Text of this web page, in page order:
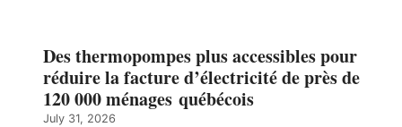
Des thermopompes plus accessibles pour
réduire la facture d’électricité de près de
120 000 ménages québécois
July 31, 2026